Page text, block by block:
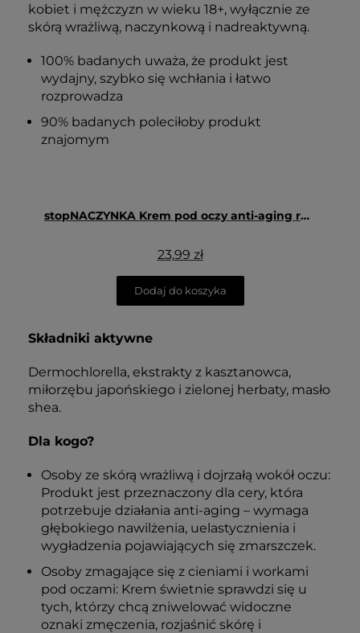
kobiet i mężczyzn w wieku 18+, wyłącznie ze
skórą wrażliwą, naczynkową i nadreaktywną.
100% badanych uważa, że produkt jest
wydajny, szybko się wchłania i łatwo
rozprowadza
90% badanych poleciłoby produkt
znajomym
stopNACZYNKA Krem pod oczy anti-aging rozjaśniający cienie 30 ml - Floslek
23,99 zł
Dodaj do koszyka
Składniki aktywne
Dermochlorella, ekstrakty z kasztanowca,
miłorzębu japońskiego i zielonej herbaty, masło
shea.
Dla kogo?
Osoby ze skórą wrażliwą i dojrzałą wokół oczu:
Produkt jest przeznaczony dla cery, która
potrzebuje działania anti-aging – wymaga
głębokiego nawilżenia, uelastycznienia i
wygładzenia pojawiających się zmarszczek.
Osoby zmagające się z cieniami i workami
pod oczami: Krem świetnie sprawdzi się u
tych, którzy chcą zniwelować widoczne
oznaki zmęczenia, rozjaśnić skórę i